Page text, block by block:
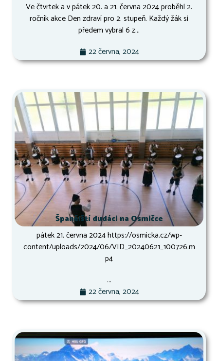
Ve čtvrtek a v pátek 20. a 21. června 2024 proběhl 2.
ročník akce Den zdraví pro 2. stupeň. Každý žák si
předem vybral 6 z...
22 června, 2024
Španělští dudáci na Osmičce
pátek 21. června 2024 https://osmicka.cz/wp-
content/uploads/2024/06/VID_20240621_100726.m
p4
...
22 června, 2024